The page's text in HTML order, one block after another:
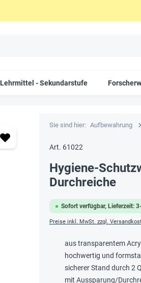
Lehrmittel - Sekundarstufe
Sie sind hier: Aufbewahrung
Art. 61022
Hygiene-
Durchreiche
Sofort verfügbar, Lieferzeit:
Preise inkl. MwSt. zzgl.
aus transparentem
hochwertig und
sicherer Stand durch 2
mit Aussparung/